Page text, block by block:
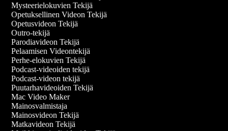
Mysteerielokuvien Tekijä
Opetuksellinen Videon Tekijä
Opetusvideon Tekijä
Outro-tekijä
Parodiavideon Tekijä
Pelaamisen Videontekijä
Perhe-elokuvien Tekijä
Podcast-videoiden tekijä
Podcast-videon tekijä
Puutarhavideoiden Tekijä
Mac Video Maker
Mainosvalmistaja
Mainosvideon Tekijä
Matkavideon Tekijä